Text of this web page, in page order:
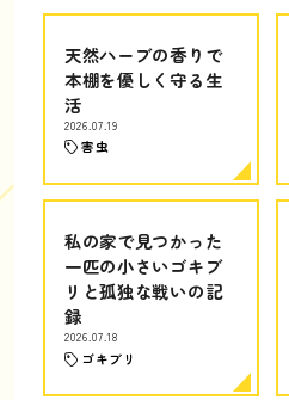
天然ハーブの香りで
本棚を優しく守る生
活
2026.07.19
害虫
私の家で見つかった
一匹の小さいゴキブ
リと孤独な戦いの記
録
2026.07.18
ゴキブリ